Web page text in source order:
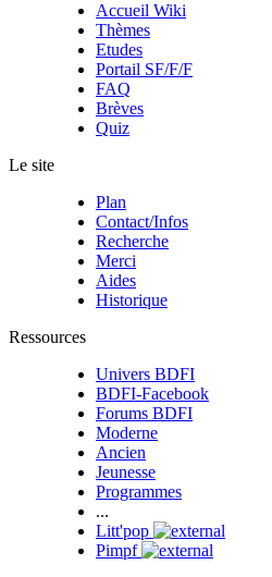
Accueil Wiki
Thèmes
Etudes
Portail SF/F/F
FAQ
Brèves
Quiz
Le site
Plan
Contact/Infos
Recherche
Merci
Aides
Historique
Ressources
Univers BDFI
BDFI-Facebook
Forums BDFI
Moderne
Ancien
Jeunesse
Programmes
...
Litt'pop
Pimpf